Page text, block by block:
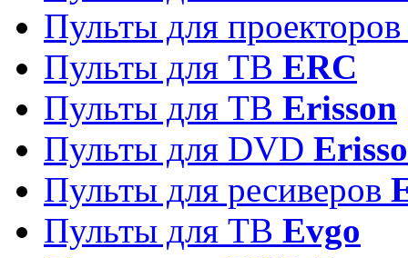
Пульты для
Пульты для ТВ ERC
Пульты для ТВ Erisson
Пульты для DVD
Пульты для ресиверов
Пульты для ТВ Evgo